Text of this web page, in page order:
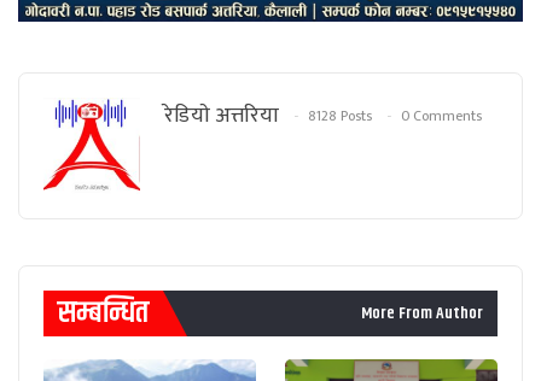
रेडियाे अत्तरिया 8128 Posts 0 Comments
सम्बन्धित More From Author